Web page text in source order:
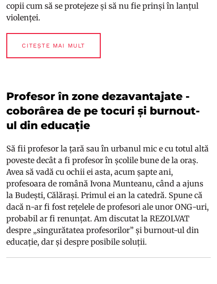
copii cum să se protejeze și să nu fie prinși în lanțul
violenței.
CITEȘTE MAI MULT
Profesor în zone dezavantajate -
coborârea de pe tocuri și burnout-
ul din educație
Să fii profesor la țară sau în urbanul mic e cu totul altă
poveste decât a fi profesor în școlile bune de la oraș.
Avea să vadă cu ochii ei asta, acum șapte ani,
profesoara de română Ivona Munteanu, când a ajuns
la Budești, Călărași. Primul ei an la catedră. Spune că
dacă n-ar fi fost rețelele de profesori ale unor ONG-uri,
probabil ar fi renunțat. Am discutat la REZOLVAT
despre „singurătatea profesorilor” și burnout-ul din
educație, dar și despre posibile soluții.